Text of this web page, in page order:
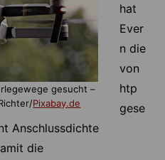
gesucht –
Pixabay.de
hat
Ever
n die
von
htp
gese
Anschlussdichte
die